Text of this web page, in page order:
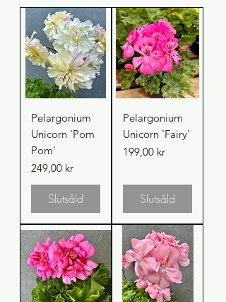
Pelargonium
Unicorn 'Pom
Pom'
Pris
249,00 kr
Slutsåld
Pelargonium
Unicorn 'Fairy'
Pris
199,00 kr
Slutsåld